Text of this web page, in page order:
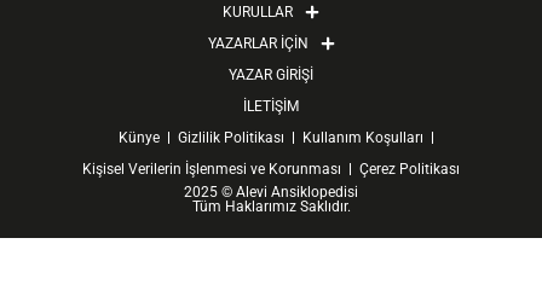
KURULLAR
YAZARLAR İÇİN
YAZAR GİRİŞİ
İLETİŞİM
Künye
Gizlilik Politikası
Kullanım Koşulları
Kişisel Verilerin İşlenmesi ve Korunması
Çerez Politikası
2025 © Alevi Ansiklopedisi
Tüm Haklarımız Saklıdır.